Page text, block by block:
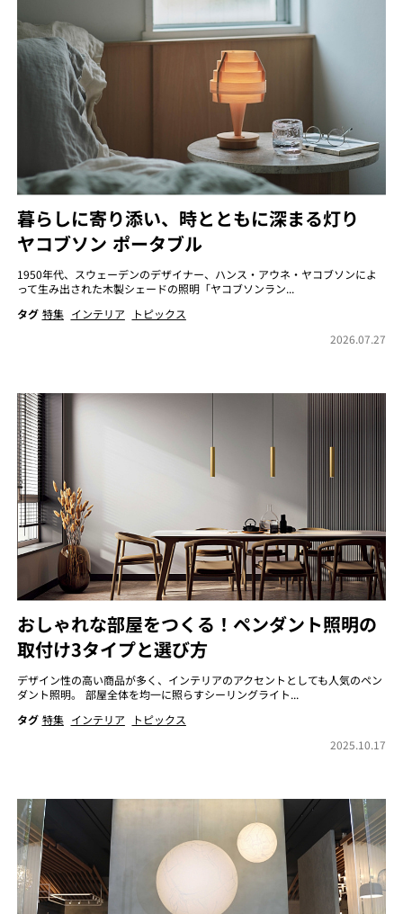
暮らしに寄り添い、時とともに深まる灯り
ヤコブソン ポータブル
1950年代、スウェーデンのデザイナー、ハンス・アウネ・ヤコブソンによ
って生み出された木製シェードの照明「ヤコブソンラン...
タグ 特集 インテリア
トピックス
2026.07.27
おしゃれな部屋をつくる！ペンダント照明の
取付け3タイプと選び方
デザイン性の高い商品が多く、インテリアのアクセントとしても人気のペン
ダント照明。 部屋全体を均一に照らすシーリングライト...
タグ 特集 インテリア
トピックス
2025.10.17